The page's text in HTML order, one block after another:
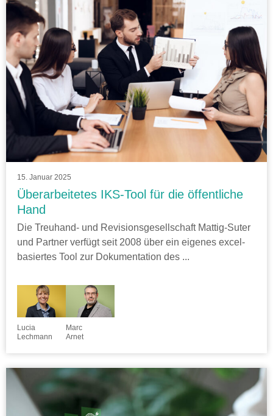
15. Januar 2025
Überarbeitetes IKS-Tool für die öffentliche
Hand
Die Treuhand- und Revisionsgesellschaft Mattig-Suter
und Partner verfügt seit 2008 über ein eigenes excel-
basiertes Tool zur Dokumentation des ...
Lucia
Lechmann
Marc
Arnet